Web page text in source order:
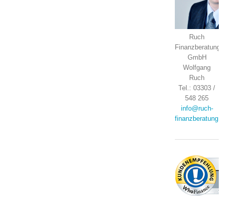
Ruch
Finanzberatung
GmbH
Wolfgang
Ruch
Tel.: 03303 /
548 265
info@ruch-
finanzberatung.de